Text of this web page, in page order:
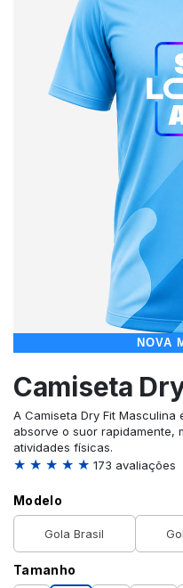
NOVA
Camiseta
A Camiseta Dry Fit
absorve o suor rapidamente,
atividades físicas.
★ ★ ★ ★ ★ 173 avaliações
Modelo
Gola Brasil
Tamanho